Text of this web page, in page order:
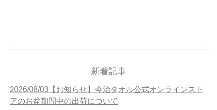
新着記事
2026/08/03【お知らせ】今治タオル公式オンラインスト
アのお盆期間中の出荷について